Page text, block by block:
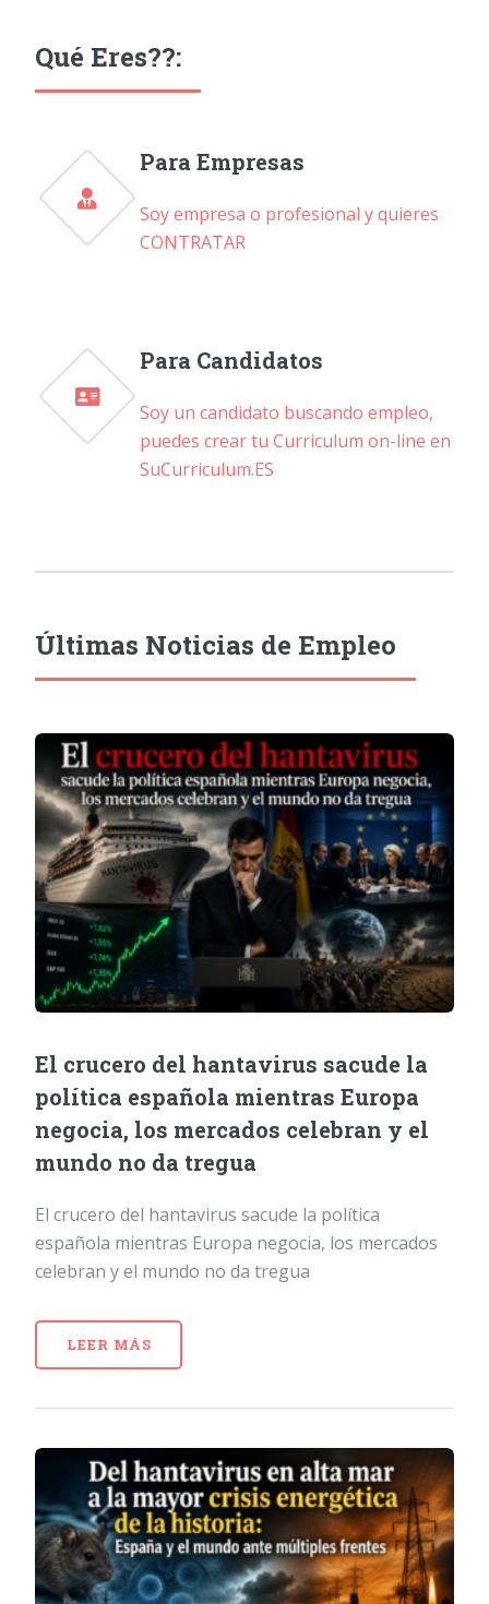
Qué Eres??:
Para Empresas
Soy empresa o profesional y quieres
CONTRATAR
Para Candidatos
Soy un candidato buscando empleo,
puedes crear tu Curriculum on-line en
SuCurriculum.ES
Últimas Noticias de Empleo
El crucero del hantavirus sacude la
política española mientras Europa
negocia, los mercados celebran y el
mundo no da tregua
El crucero del hantavirus sacude la política
española mientras Europa negocia, los mercados
celebran y el mundo no da tregua
LEER MÁS